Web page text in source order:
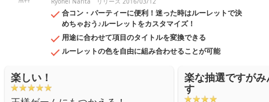
合コン・パーティーに便利！迷った時はルーレットで決
めちゃおう♪ルーレットをカスタマイズ！
用途に合わせて項目のタイトルを変換できる
ルーレットの色を自由に組み合わせることが可能
楽しい！
楽な抽選ですが
す